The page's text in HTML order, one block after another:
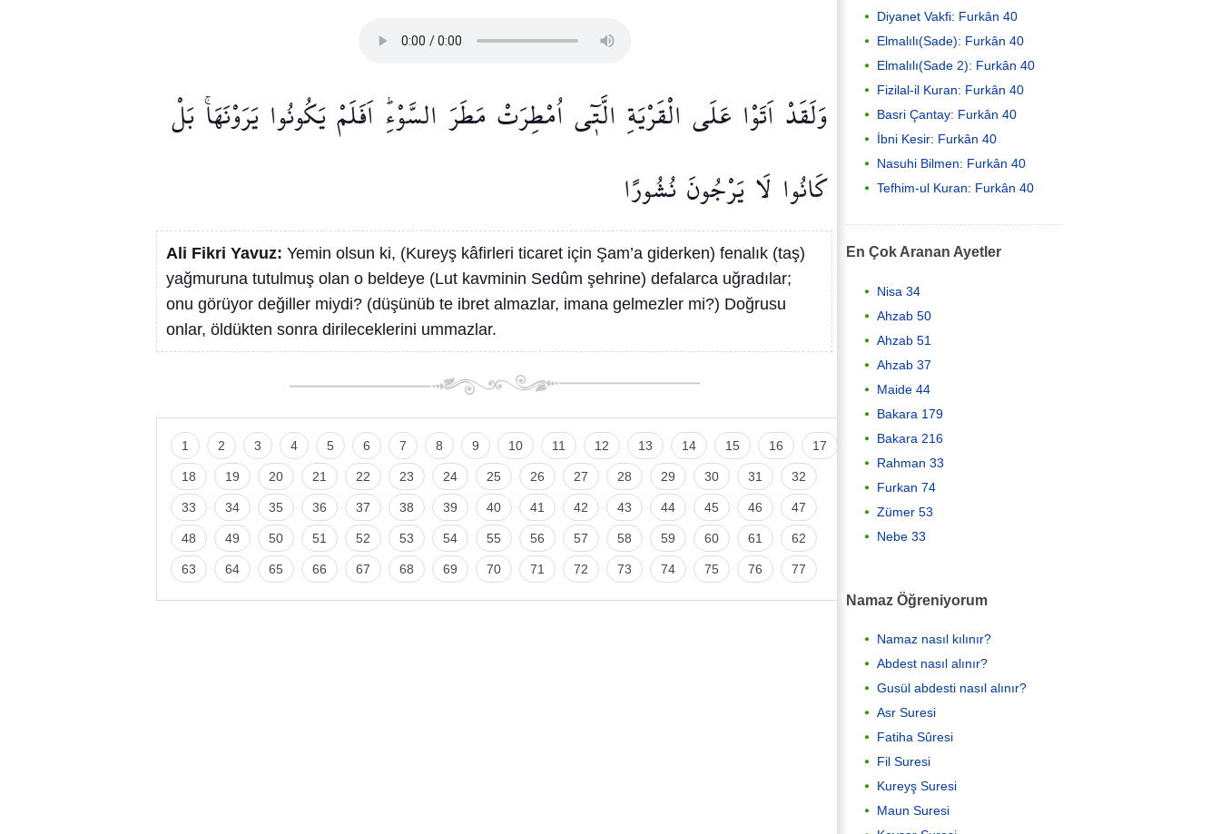
وَلَقَدْ اَتَوْا عَلَى الْقَرْيَةِ الَّت۪ٓي اُمْطِرَتْ مَطَرَ السَّوْءِۜ اَفَلَمْيَكُونُوا يَرَوْنَهَاۚبَلْ
كَانُوا لَا يَرْجُونَنُشُورًا
Ali Fikri Yavuz: Yemin olsun ki, (Kureyş kâfirleri ticaret için Şam’a giderken) fenalık (taş)
yağmuruna tutulmuş olan o beldeye (Lut kavminin Sedûm şehrine) defalarca uğradılar;
onu görüyor değiller miydi? (düşünüb te ibret almazlar, imana gelmezler mi?) Doğrusu
onlar, öldükten sonra dirileceklerini ummazlar.
1 2 3 4 5 6 7 8 9 10 11 12 13 14 15 16 17
18 19 20 21 22 23 24 25 26 27 28 29 30 31 32
33 34 35 36 37 38 39 40 41 42 43 44 45 46 47
48 49 50 51 52 53 54 55 56 57 58 59 60 61 62
63 64 65 66 67 68 69 70 71 72 73 74 75 76 77
Diyanet Vakfi: Furkân 40
Elmalılı(Sade): Furkân 40
Elmalılı(Sade 2): Furkân 40
Fizilal-il Kuran: Furkân 40
Basri Çantay: Furkân 40
İbni Kesir: Furkân 40
Nasuhi Bilmen: Furkân 40
Tefhim-ul Kuran: Furkân 40
En Çok Aranan Ayetler
Nisa 34
Ahzab 50
Ahzab 51
Ahzab 37
Maide 44
Bakara 179
Bakara 216
Rahman 33
Furkan 74
Zümer 53
Nebe 33
Namaz Öğreniyorum
Namaz nasıl kılınır?
Abdest nasıl alınır?
Gusül abdesti nasıl alınır?
Asr Suresi
Fatiha Sûresi
Fil Suresi
Kureyş Suresi
Maun Suresi